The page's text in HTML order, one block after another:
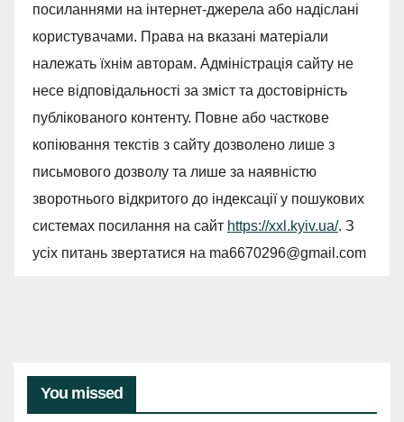
посиланнями на інтернет-джерела або надіслані
користувачами. Права на вказані матеріали
належать їхнім авторам. Адміністрація сайту не
несе відповідальності за зміст та достовірність
публікованого контенту. Повне або часткове
копіювання текстів з сайту дозволено лише з
письмового дозволу та лише за наявністю
зворотнього відкритого до індексації у пошукових
системах посилання на сайт https://xxl.kyiv.ua/. З
усіх питань звертатися на ma6670296@gmail.com
You missed